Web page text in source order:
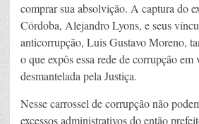
comprar sua absolvição. A captura do
Córdoba, Alejandro Lyons, e seus
anticorrupção, Luis Gustavo Moreno,
o que expôs essa rede de corrupção em
desmantelada pela Justiça.
Nesse carrossel de corrupção não
excessos administrativos do então